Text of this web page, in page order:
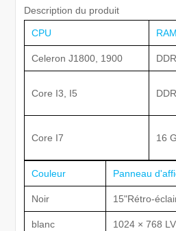
Description du produit
CPU RAM
Celeron J1800, 1900
Core I3, I5
Core I7 16
Couleur Panneau
Noir 15"Rétro-
blanc 1024 × 768